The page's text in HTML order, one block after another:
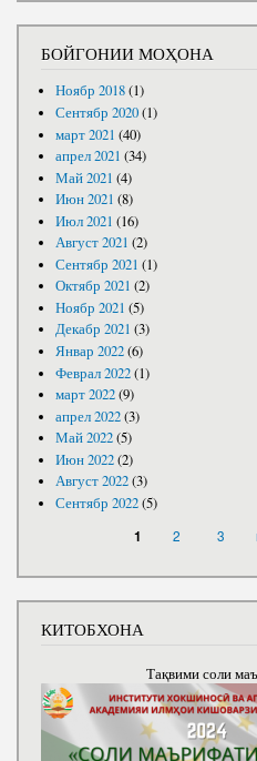
БОЙГОНИИ МОҲОНА
Ноябр 2018(1)
Сентябр 2020(1)
март 2021 (40)
апрел 2021 (34)
Май 2021 (4)
Июн 2021 (8)
Июл 2021 (16)
Август 2021 (2)
Сентябр 2021 (1)
Октябр 2021 (2)
Ноябр 2021 (5)
Декабр 2021 (3)
Январ 2022(6)
Феврал 2022(1)
март 2022(9)
апрел 2022(3)
Май 2022(5)
Июн 2022(2)
Август 2022(3)
Сентябр 2022(5)
1 2 3
КИТОБХОНА
Тақвими соли